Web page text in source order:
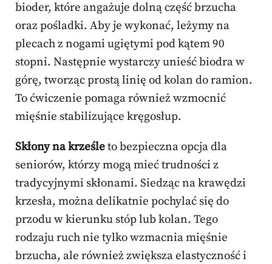
bioder, które angażuje dolną część brzucha
oraz pośladki. Aby je wykonać, leżymy na
plecach z nogami ugiętymi pod kątem 90
stopni. Następnie wystarczy unieść biodra w
górę, tworząc prostą linię od kolan do ramion.
To ćwiczenie pomaga również wzmocnić
mięśnie stabilizujące kręgosłup.
Skłony na krześleto bezpieczna opcja dla
seniorów, którzy mogą mieć trudności z
tradycyjnymi skłonami. Siedząc na krawędzi
krzesła, można delikatnie pochylać się do
przodu w kierunku stóp lub kolan. Tego
rodzaju ruch nie tylko wzmacnia mięśnie
brzucha, ale również zwiększa elastyczność i